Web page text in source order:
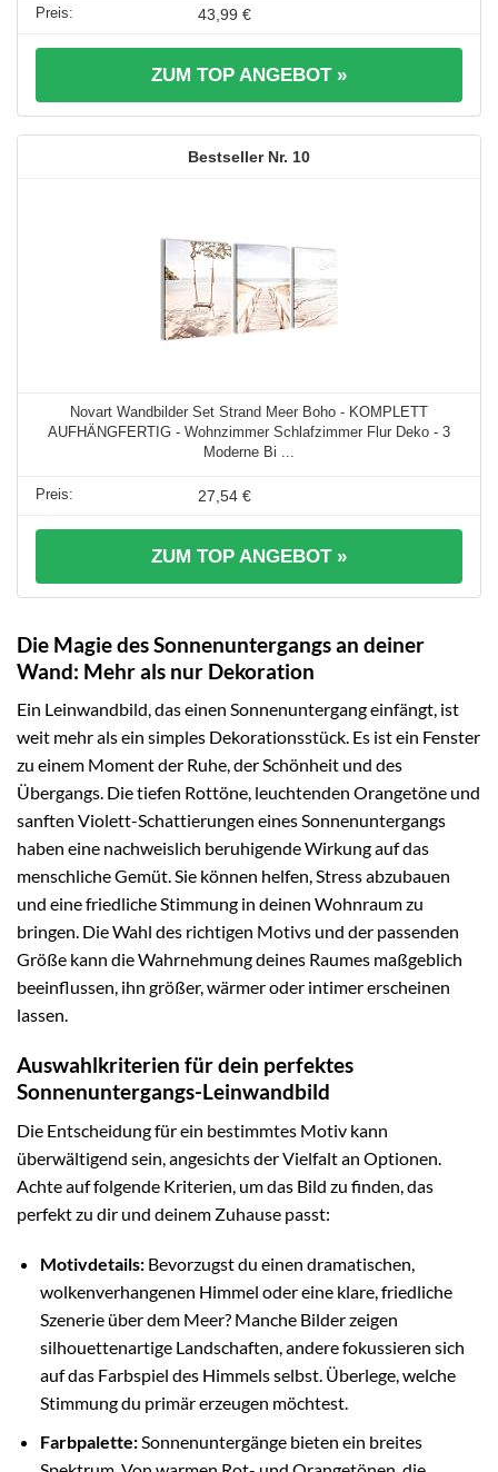
43,99 €
ZUM TOP ANGEBOT »
10
Novart Wandbilder Set Strand Meer Boho - KOMPLETT
AUFHÄNGFERTIG - Wohnzimmer Schlafzimmer Flur Deko - 3
Moderne Bi ...
27,54 €
ZUM TOP ANGEBOT »
Die Magie des Sonnenuntergangs an deiner
Wand: Mehr als nur Dekoration
Ein Leinwandbild, das einen Sonnenuntergang einfängt, ist
weit mehr als ein simples Dekorationsstück. Es ist ein Fenster
zu einem Moment der Ruhe, der Schönheit und des
Übergangs. Die tiefen Rottöne, leuchtenden Orangetöne und
sanften Violett-Schattierungen eines Sonnenuntergangs
haben eine nachweislich beruhigende Wirkung auf das
menschliche Gemüt. Sie können helfen, Stress abzubauen
und eine friedliche Stimmung in deinen Wohnraum zu
bringen. Die Wahl des richtigen Motivs und der passenden
Größe kann die Wahrnehmung deines Raumes maßgeblich
beeinflussen, ihn größer, wärmer oder intimer erscheinen
lassen.
Auswahlkriterien für dein perfektes
Sonnenuntergangs-Leinwandbild
Die Entscheidung für ein bestimmtes Motiv kann
überwältigend sein, angesichts der Vielfalt an Optionen.
Achte auf folgende Kriterien, um das Bild zu finden, das
perfekt zu dir und deinem Zuhause passt:
Motivdetails:Bevorzugst du einen dramatischen,
wolkenverhangenen Himmel oder eine klare, friedliche
Szenerie über dem Meer? Manche Bilder zeigen
silhouettenartige Landschaften, andere fokussieren sich
auf das Farbspiel des Himmels selbst. Überlege, welche
Stimmung du primär erzeugen möchtest.
Farbpalette:Sonnenuntergänge bieten ein breites